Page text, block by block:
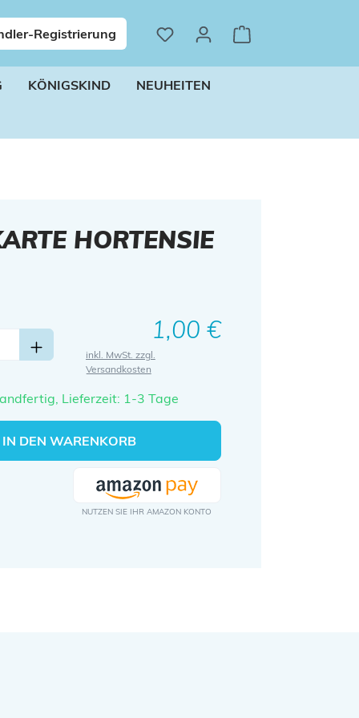
Registrierung
KÖNIGSKIND NEUHEITEN
HORTENSIE
Regulärer Preis:
1,00 €
inkl. MwSt. zzgl.
Versandkosten
Lieferzeit: 1-3 Tage
IN DEN WARENKORB